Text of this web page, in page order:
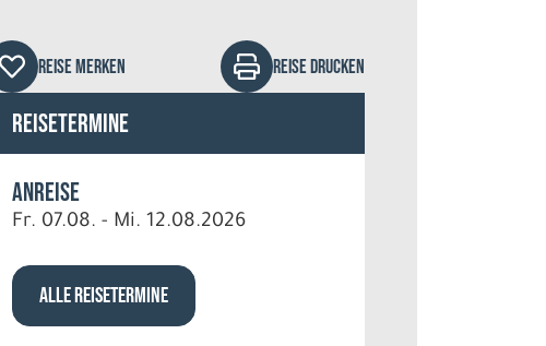
REISE MERKEN REISE DRUCKEN
Reisetermine
Anreise
Fr. 07.08. - Mi. 12.08.2026
ALLE REISETERMINE